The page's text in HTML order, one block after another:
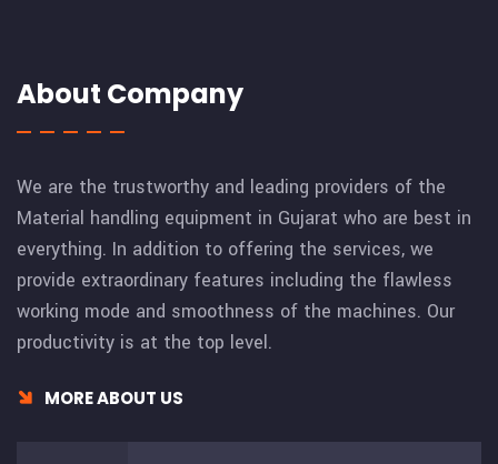
About Company
We are the trustworthy and leading providers of the
Material handling equipment in Gujarat who are best in
everything. In addition to offering the services, we
provide extraordinary features including the flawless
working mode and smoothness of the machines. Our
productivity is at the top level.
MORE ABOUT US